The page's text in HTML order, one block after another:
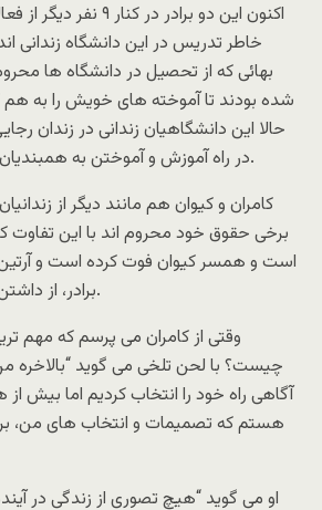
اکنون این دو برادر در
خاطر تدریس در این دانشگاه زندانی
بهائی که از تحصیل در دانشگاه ها
شده بودند تا آموخته های خویش را به هم
حالا این دانشگاهیان زندانی در زندان
در راه آموزش و آموختن به همبندیان خود کوشش می کنند.
کامران و کیوان هم مانند دیگر از
برخی حقوق خود محروم اند با این تفاوت
است و همسر کیوان فوت کرده است و آرتین
برادر، از داشتن پدر و مادر محروم اند.
وقتی از کامران می پرسم که مهم
چیست؟ با لحن تلخی می گوید “بالاخره
آگاهی راه خود را انتخاب کردیم اما بیش
هستم که تصمیمات و انتخاب های من،
او می گوید “هیچ تصوری از زندگی در